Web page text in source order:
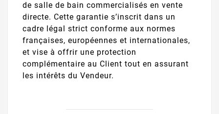
de salle de bain commercialisés en vente
directe. Cette garantie s’inscrit dans un
cadre légal strict conforme aux normes
françaises, européennes et internationales,
et vise à offrir une protection
complémentaire au Client tout en assurant
les intérêts du Vendeur.